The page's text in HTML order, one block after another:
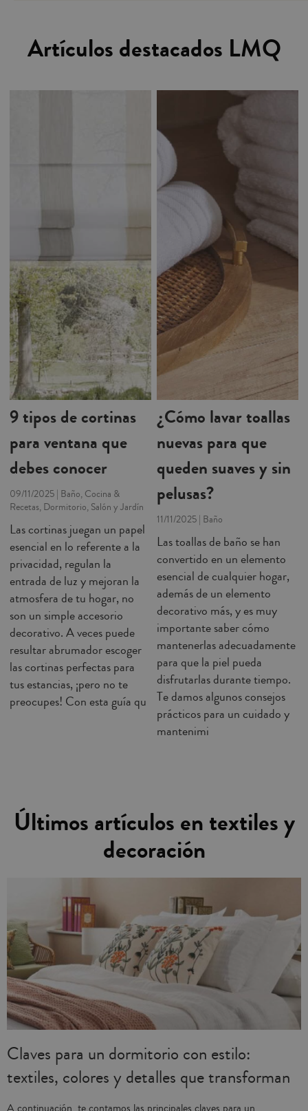
Artículos destacados LMQ
9 tipos de cortinas
para ventana que
debes conocer
09/11/2025 | Baño, Cocina &
Recetas, Dormitorio, Salón y Jardín
Las cortinas juegan un papel
esencial en lo referente a la
privacidad, regulan la
entrada de luz y mejoran la
atmosfera de tu hogar, no
son un simple accesorio
decorativo. A veces puede
resultar abrumador escoger
las cortinas perfectas para
tus estancias, ¡pero no te
preocupes! Con esta guía qu
¿Cómo lavar toallas
nuevas para que
queden suaves y sin
pelusas?
11/11/2025 | Baño
Las toallas de baño se han
convertido en un elemento
esencial de cualquier hogar,
además de un elemento
decorativo más, y es muy
importante saber cómo
mantenerlas adecuadamente
para que la piel pueda
disfrutarlas durante tiempo.
Te damos algunos consejos
prácticos para un cuidado y
mantenimi
Últimos artículos en textiles y
decoración
Claves para un dormitorio con estilo:
textiles, colores y detalles que transforman